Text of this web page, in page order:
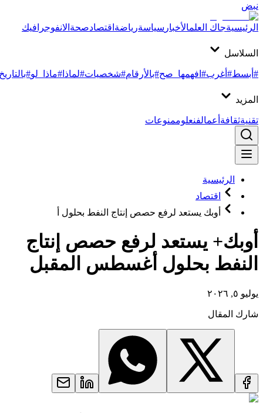
نبض
الرئيسيةجاك العلمالأخبار سياسةرياضةاقتصادصحةالانفوجرافيك
السلاسل
#أبسط#أغرب#افهمها_صح#بالأرقام#شخصيات#لماذا #ماذا_لو#بالتاريخ
المزيد
تقنيةثقافةأعمالفنعلوممنوعات
الرئيسية
اقتصاد
أوبك يستعد لرفع حصص إنتاج النفط بحلول أ
أوبك+ يستعد لرفع حصص إنتاج
النفط بحلول أغسطس المقبل
يوليو ٥, ٢٠٢٦
شارك المقال